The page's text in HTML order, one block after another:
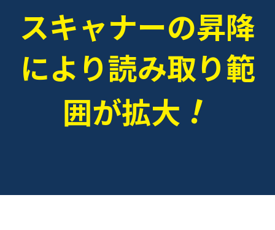
スキャナーの昇降
により読み取り範
囲が拡大！